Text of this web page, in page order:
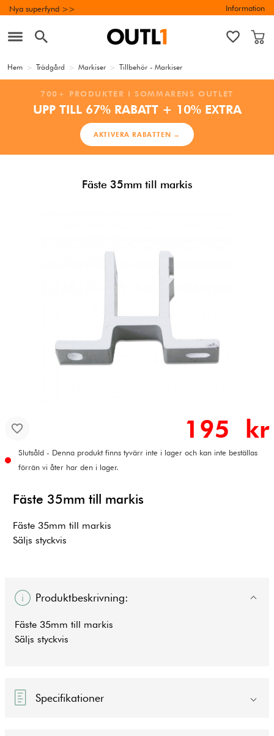
Nya superfynd >> Information
Hem > Trädgård > Markiser > Tillbehör - Markiser
700+ PRODUKTER I SOMMARENS OUTLET
UPP TILL 67% RABATT + 10% EXTRA
AKTIVERA RABATTEN →
Fäste 35mm till markis
195 kr
Slutsåld - Denna produkt finns tyvärr inte i lager och kan inte beställas
förrän vi åter har den i lager.
Fäste 35mm till markis
Fäste 35mm till markis
Säljs styckvis
Produktbeskrivning:
Fäste 35mm till markis
Säljs styckvis
Specifikationer